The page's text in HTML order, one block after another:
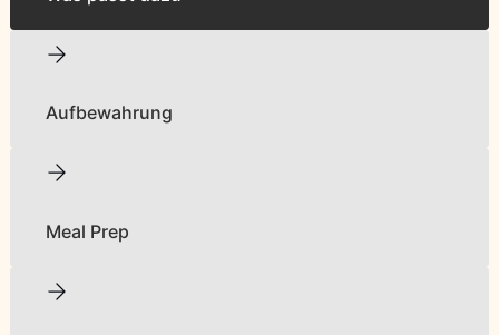
Aufbewahrung
Meal Prep